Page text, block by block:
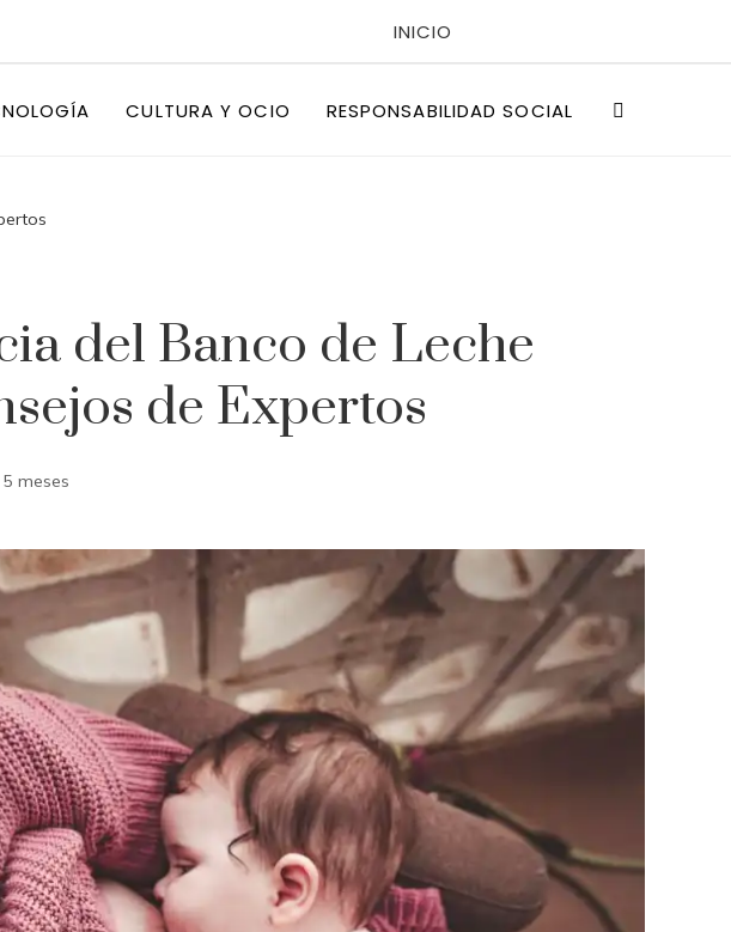
INICIO
CULTURA Y OCIO RESPONSABILIDAD SOCIAL
del Banco de Leche
de Expertos
meses